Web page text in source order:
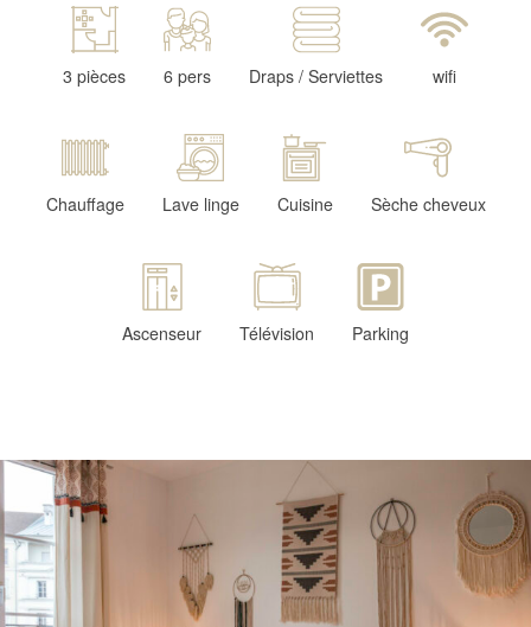
3 pièces 6 pers Draps / Serviettes wifi
Chauffage Lave linge Cuisine Sèche cheveux
Ascenseur Télévision Parking